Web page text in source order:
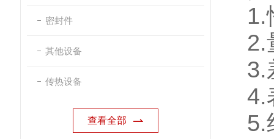
密封件
其他设备
传热设备
查看全部
1.
2.
3.
4.
5.